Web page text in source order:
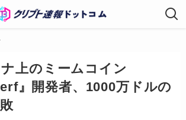
上のミームコイン
』開発者、1000万ドルの